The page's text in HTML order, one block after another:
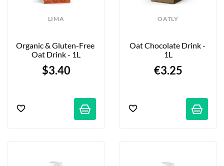
LIMA
Organic & Gluten-Free
Oat Drink - 1L
$3.40
OATLY
Oat Chocolate Drink -
1L
€3.25